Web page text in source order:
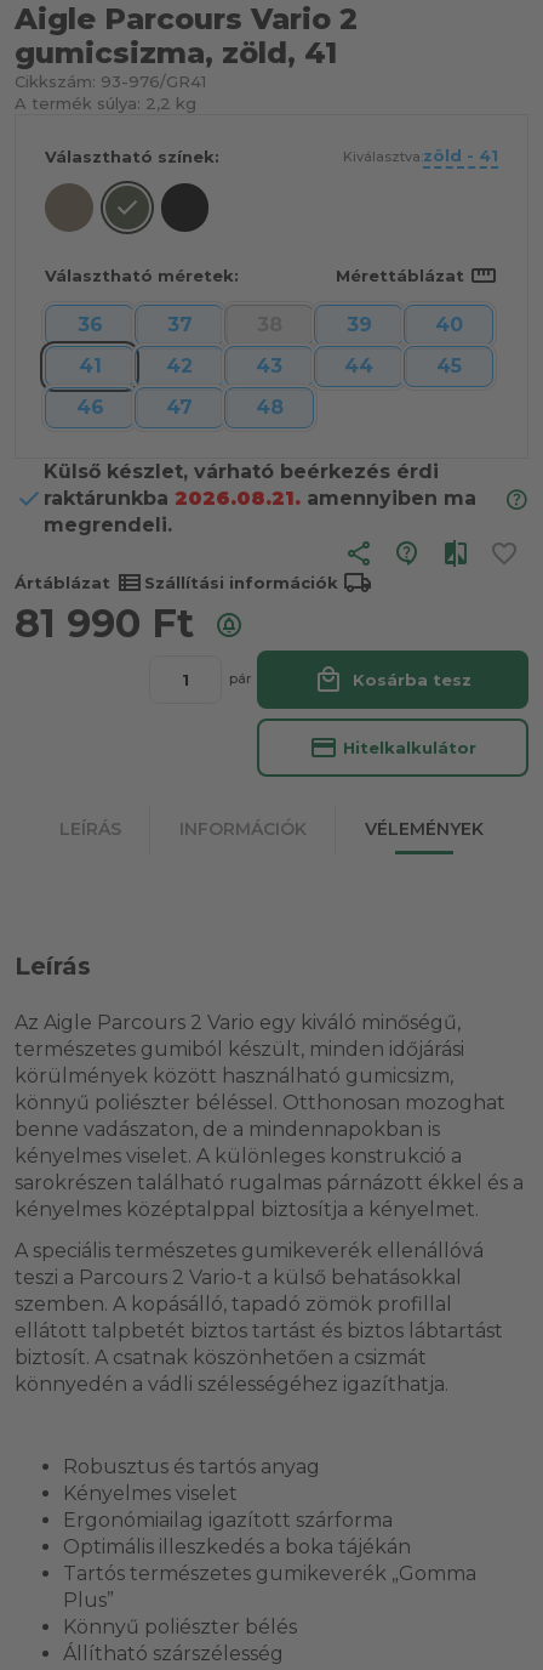
Aigle Parcours Vario 2
gumicsizma, zöld, 41
Cikkszám: 93-976/GR41
A termék súlya: 2,2 kg
Választható színek: Kiválasztva:zöld - 41
Választható méretek: Mérettáblázat straighten
36 37 39
40
41
42 43 44
45
46
47 48
Külső készlet, várható beérkezés érdi
raktárunkba 2026.08.21. amennyiben ma
megrendeli.
share
Ártáblázat view_list Szállítási információk local_shipping
81 990 Ft
pár local_mall Kosárba tesz
credit_card Hitelkalkulátor
LEÍRÁS INFORMÁCIÓK VÉLEMÉNYEK
Leírás
Az Aigle Parcours 2 Vario egy kiváló minőségű,
természetes gumiból készült, minden időjárási
körülmények között használható gumicsizm,
könnyű poliészter béléssel. Otthonosan mozoghat
benne vadászaton, de a mindennapokban is
kényelmes viselet. A különleges konstrukció a
sarokrészen található rugalmas párnázott ékkel és a
kényelmes középtalppal biztosítja a kényelmet.
A speciális természetes gumikeverék ellenállóvá
teszi a Parcours 2 Vario-t a külső behatásokkal
szemben. A kopásálló, tapadó zömök profillal
ellátott talpbetét biztos tartást és biztos lábtartást
biztosít. A csatnak köszönhetően a csizmát
könnyedén a vádli szélességéhez igazíthatja.
Robusztus és tartós anyag
Kényelmes viselet
Ergonómiailag igazított szárforma
Optimális illeszkedés a boka tájékán
Tartós természetes gumikeverék „Gomma
Plus”
Könnyű poliészter bélés
Állítható szárszélesség